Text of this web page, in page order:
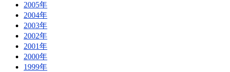
2005年
2004年
2003年
2002年
2001年
2000年
1999年